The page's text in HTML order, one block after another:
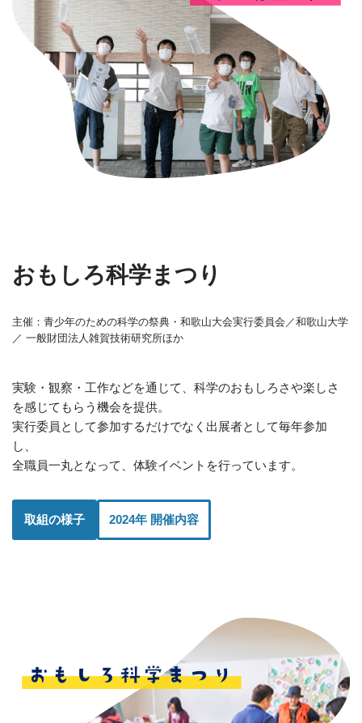
おもしろ科学まつり
主催：青少年のための科学の祭典・和歌山大会実行委員会／和歌山大学
／ 一般財団法人雑賀技術研究所ほか
実験・観察・工作などを通じて、科学のおもしろさや楽しさ
を感じてもらう機会を提供。
実行委員として参加するだけでなく出展者として毎年参加
し、
全職員一丸となって、体験イベントを行っています。
取組の様子 2024年 開催内容